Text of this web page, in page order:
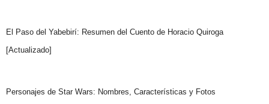
El Paso del Yabebirí: Resumen del Cuento de Horacio Quiroga
[Actualizado]
Personajes de Star Wars: Nombres, Características y Fotos